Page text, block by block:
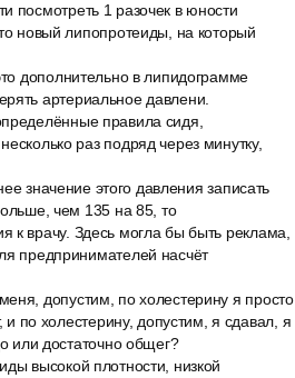
посмотреть 1 разочек в юности
новый липопротеиды, на который
дополнительно в липидограмме
артериальное давлени.
правила сидя,
раз подряд через минутку,
значение этого давления записать
чем 135 на 85, то
к врачу. Здесь могла бы быть реклама,
предпринимателей насчёт
допустим, по холестерину я просто
по холестерину, допустим, я сдавал, я
или достаточно общег?
высокой плотности, низкой